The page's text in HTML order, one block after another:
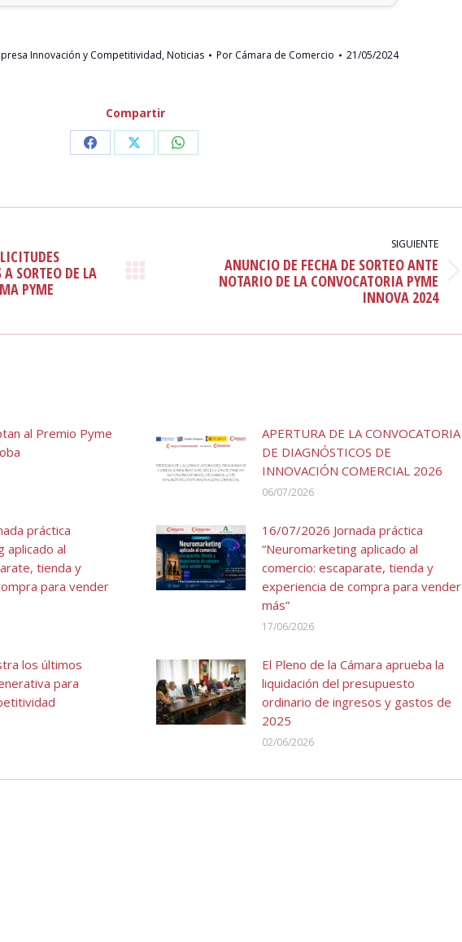
Innovación y Competitividad,Noticias Por Cámara de Comercio 21/05/2024
Compartir
Share Share Share
SORTEO DE LA
PYME
SIGUIENTE
Publicación
ANUNCIO DE FECHA DE SORTEO ANTE
NOTARIO DE LA CONVOCATORIA PYME
INNOVA 2024
al Premio Pyme
APERTURA DE LA CONVOCATORIA
DE DIAGNÓSTICOS DE
INNOVACIÓN COMERCIAL 2026
06/07/2026
práctica
aplicado al
tienda y
para vender
16/07/2026 Jornada práctica
“Neuromarketing aplicado al
comercio: escaparate, tienda y
experiencia de compra para vender
más”
17/06/2026
los últimos
para
El Pleno de la Cámara aprueba la
liquidación del presupuesto
ordinario de ingresos y gastos de
2025
02/06/2026